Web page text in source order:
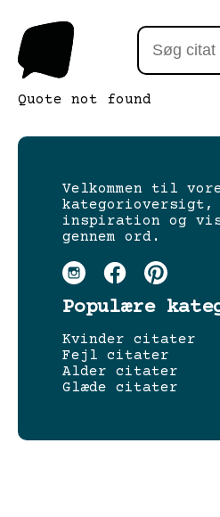
Quote not found
Velkommen til
kategorioversigt,
inspiration og
gennem ord.
Populære
Kvinder citater
Fejl citater
Alder citater
Glæde citater